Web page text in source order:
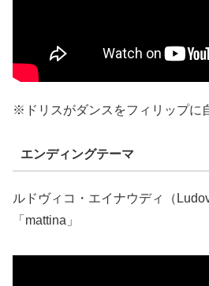
※ドリスがダンスをフィリップに
エンディングテーマ
ルドヴィコ・エイナウディ（
「mattina」